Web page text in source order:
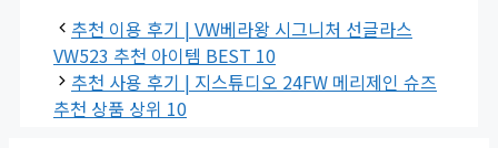
추천 이용 후기 | VW베라왕 시그니처 선글라스
VW523 추천 아이템 BEST 10
추천 사용 후기 | 지스튜디오 24FW 메리제인 슈즈
추천 상품 상위 10